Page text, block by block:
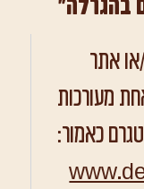
בהגרלה"
או אתר
מעורכות
כאמור: